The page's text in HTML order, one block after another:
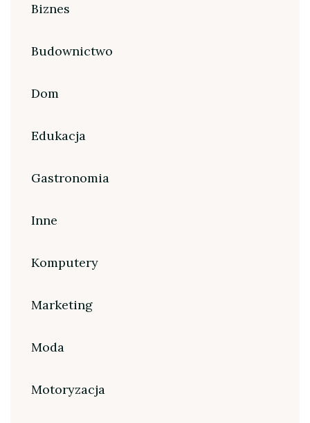
Biznes
Budownictwo
Dom
Edukacja
Gastronomia
Inne
Komputery
Marketing
Moda
Motoryzacja